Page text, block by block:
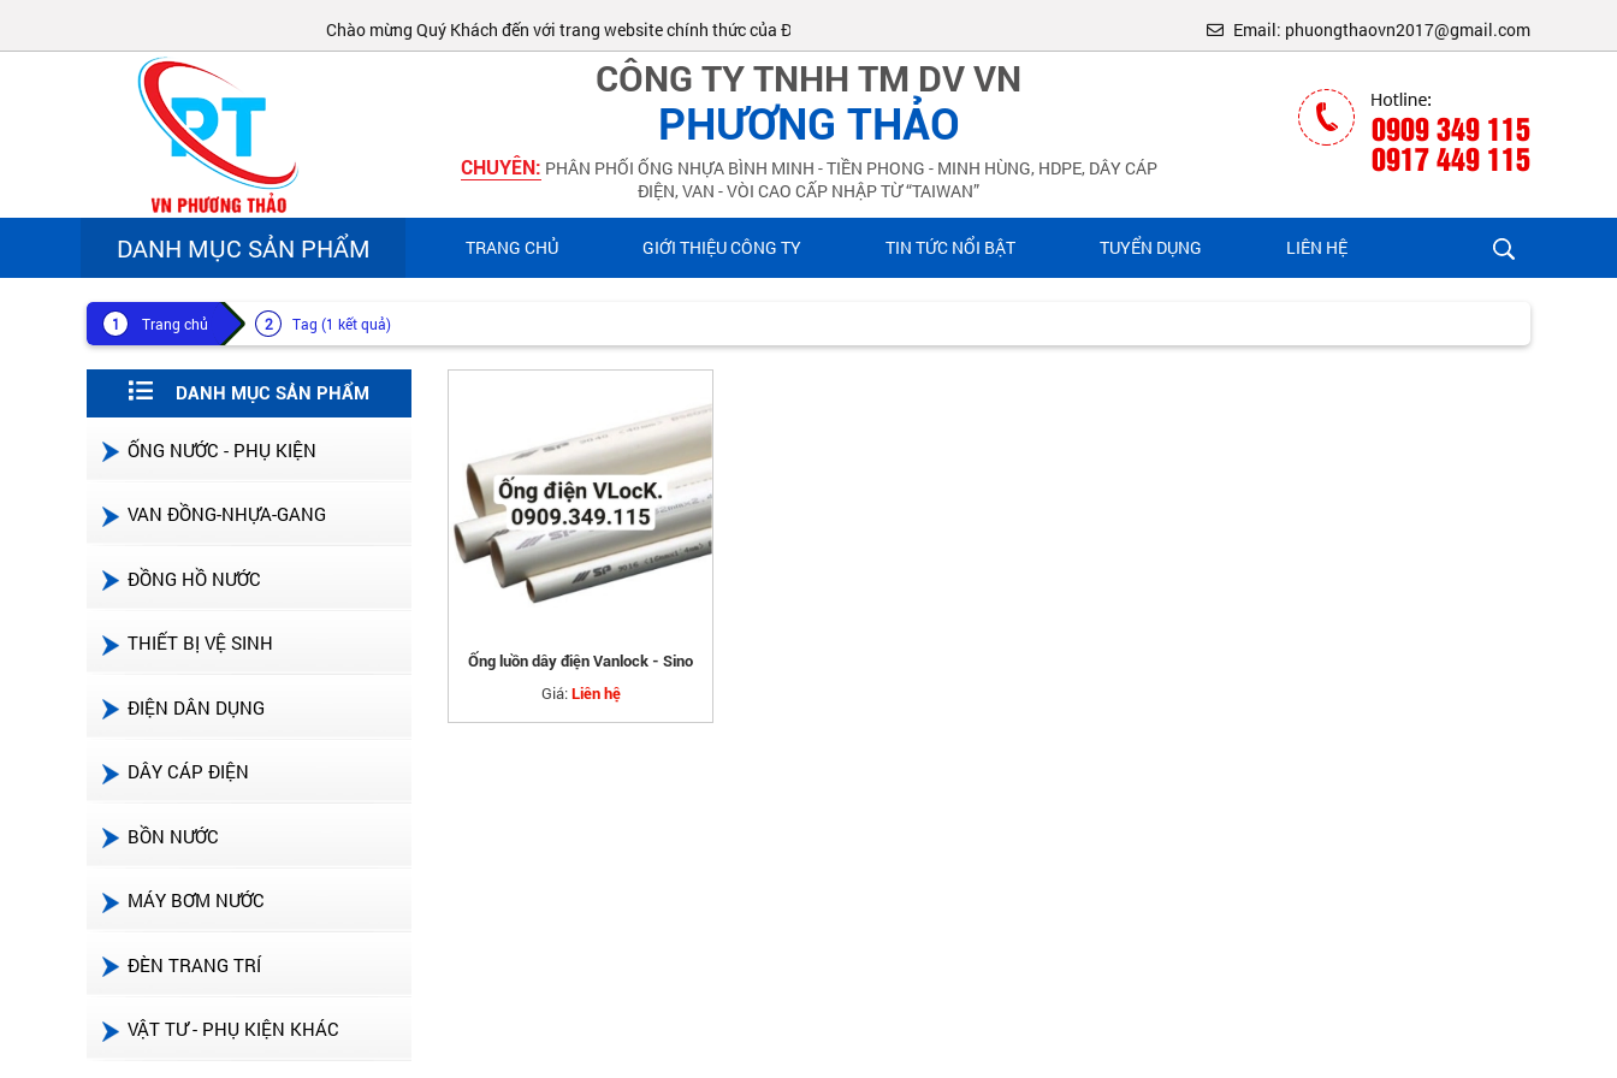
Chào mừng Quý Khách đến với trang website chính thức của ĐIỆN NƯỚC PHƯƠNG THẢO! Email: phuongthaovn2017@gmail.com
CÔNG TY TNHH TM DV VN
PHƯƠNG THẢO
CHUYÊN: PHÂN PHỐI ỐNG NHỰA BÌNH MINH - TIỀN PHONG - MINH HÙNG, HDPE, DÂY CÁP
ĐIỆN, VAN - VÒI CAO CẤP NHẬP TỪ “TAIWAN”
0909 349 115
0917 449 115
DANH MỤC SẢN PHẨM TRANG CHỦ GIỚI THIỆU CÔNG TY TIN TỨC NỔI BẬT TUYỂN DỤNG LIÊN HỆ
Trang chủ Tag (1 kết quả)
DANH MỤC SẢN PHẨM
ỐNG NƯỚC - PHỤ KIỆN
VAN ĐỒNG-NHỰA-GANG
ĐỒNG HỒ NƯỚC
THIẾT BỊ VỆ SINH
ĐIỆN DÂN DỤNG
DÂY CÁP ĐIỆN
BỒN NƯỚC
MÁY BƠM NƯỚC
ĐÈN TRANG TRÍ
VẬT TƯ - PHỤ KIỆN KHÁC
Ống luồn dây điện Vanlock - Sino
Giá: Liên hệ